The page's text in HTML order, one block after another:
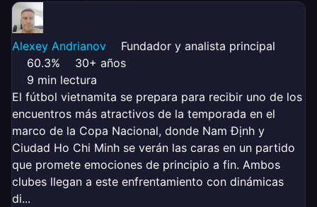
Alexey Andrianov
Fundador y analista principal
60.3%
30+ años
9 min lectura
El fútbol vietnamita se prepara para recibir uno de los
encuentros más atractivos de la temporada en el
marco de la Copa Nacional, donde Nam Định y
Ciudad Ho Chi Minh se verán las caras en un partido
que promete emociones de principio a fin. Ambos
clubes llegan a este enfrentamiento con dinámicas
di...